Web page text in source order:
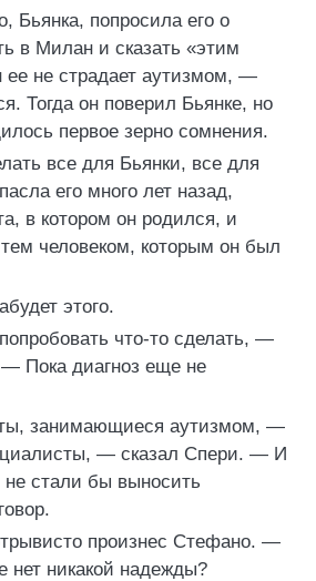
Бьянка, попросила его о
в Милан и сказать «этим
ее не страдает аутизмом, —
Тогда он поверил Бьянке, но
первое зерно сомнения.
все для Бьянки, все для
его много лет назад,
в котором он родился, и
человеком, которым он был
этого.
что-то сделать, —
— Пока диагноз еще не
занимающиеся аутизмом, —
— сказал Спери. — И
стали бы выносить
произнес Стефано. —
никакой надежды?